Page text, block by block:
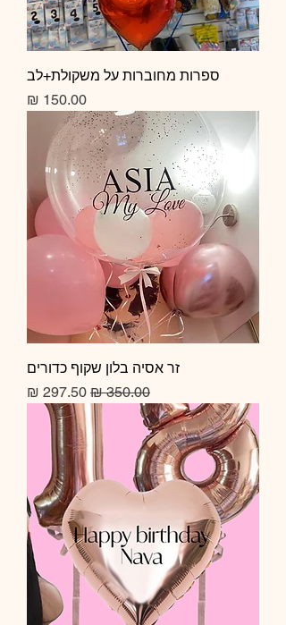
ספרות מחוברות על משקולת+לב
מחיר
זר אסיה בלון שקוף כדורים
מחיר רגיל מחיר מבצע